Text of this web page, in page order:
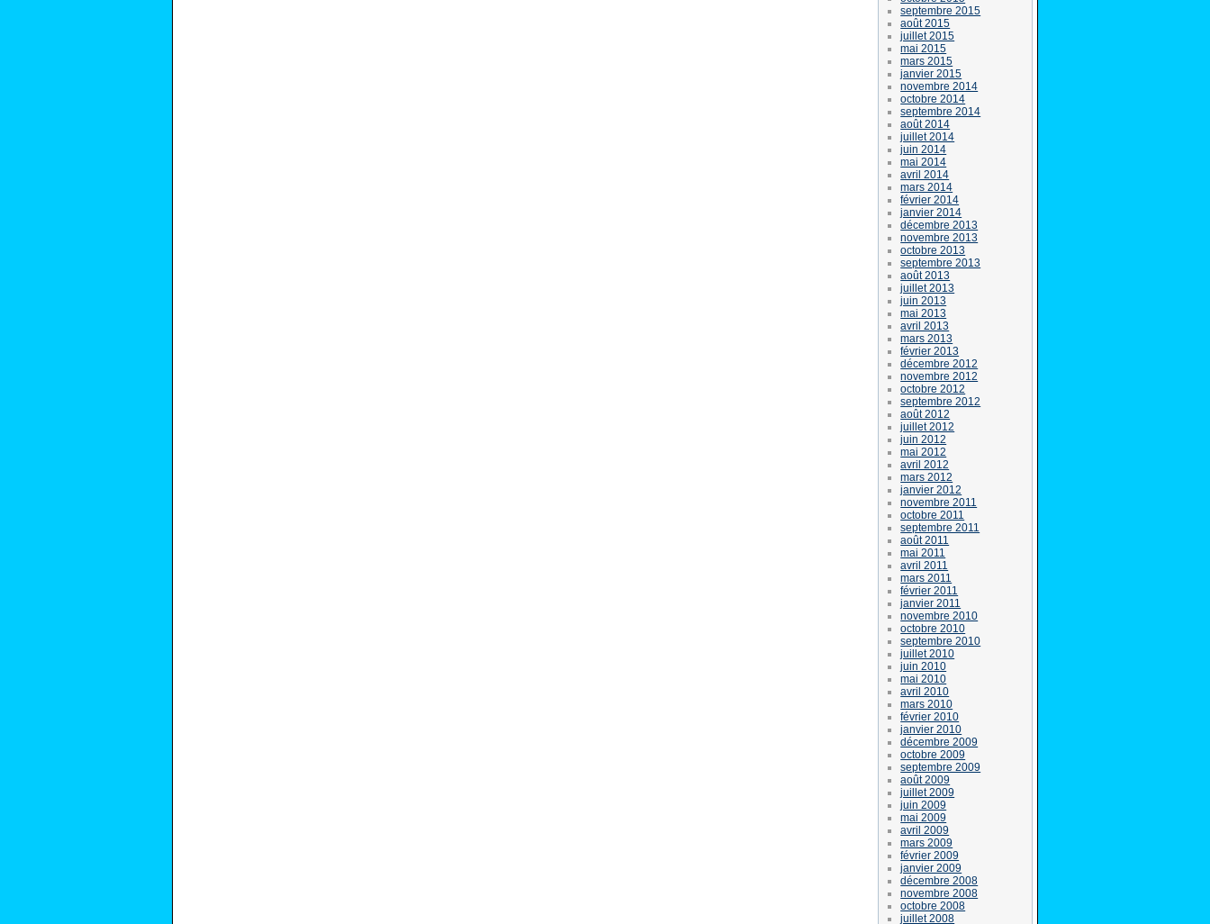
septembre 2015
août 2015
juillet 2015
mai 2015
mars 2015
janvier 2015
novembre 2014
octobre 2014
septembre 2014
août 2014
juillet 2014
juin 2014
mai 2014
avril 2014
mars 2014
février 2014
janvier 2014
décembre 2013
novembre 2013
octobre 2013
septembre 2013
août 2013
juillet 2013
juin 2013
mai 2013
avril 2013
mars 2013
février 2013
décembre 2012
novembre 2012
octobre 2012
septembre 2012
août 2012
juillet 2012
juin 2012
mai 2012
avril 2012
mars 2012
janvier 2012
novembre 2011
octobre 2011
septembre 2011
août 2011
mai 2011
avril 2011
mars 2011
février 2011
janvier 2011
novembre 2010
octobre 2010
septembre 2010
juillet 2010
juin 2010
mai 2010
avril 2010
mars 2010
février 2010
janvier 2010
décembre 2009
octobre 2009
septembre 2009
août 2009
juillet 2009
juin 2009
mai 2009
avril 2009
mars 2009
février 2009
janvier 2009
décembre 2008
novembre 2008
octobre 2008
juillet 2008